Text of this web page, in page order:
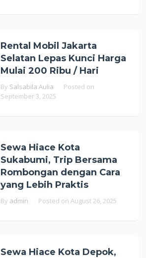
Rental Mobil Jakarta
Selatan Lepas Kunci Harga
Mulai 200 Ribu / Hari
By Salsabila Aulia
Posted on
September 3, 2025
Sewa Hiace Kota
Sukabumi, Trip Bersama
Rombongan dengan Cara
yang Lebih Praktis
By admin Posted on August 26, 2025
Sewa Hiace Kota Depok,